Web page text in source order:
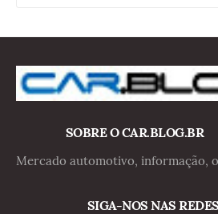
SOBRE O CAR.BLOG.BR
Mercado automotivo, informação,
SIGA-NOS NAS